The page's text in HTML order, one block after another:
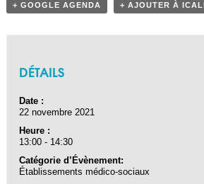
+ GOOGLE AGENDA + AJOUTER À
DÉTAILS
Date :
22 novembre 2021
Heure :
13:00 - 14:30
Catégorie d’Évènement:
Établissements médico-sociaux